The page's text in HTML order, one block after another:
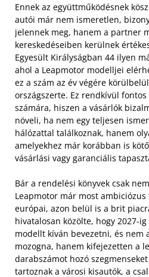
Ennek az együttműködésnek
autói már nem ismeretlen,
jelennek meg, hanem a partner
kereskedéseiben kerülnek
Egyesült Királyságban 44 ilyen
ahol a Leapmotor modelljei
ez a szám az év végére
országszerte. Ez rendkívül
számára, hiszen a vásárlók
növeli, ha nem egy teljesen
hálózattal találkoznak, hanem
amelyekhez már korábban is
vásárlási vagy garanciális
Bár a rendelési könyvek csak
Leapmotor már most
európai, azon belül is a brit
hivatalosan közölte, hogy 2027-
modellt kíván bevezetni, és nem
mozogna, hanem kifejezetten a
darabszámot hozó
tartoznak a városi kisautók, a